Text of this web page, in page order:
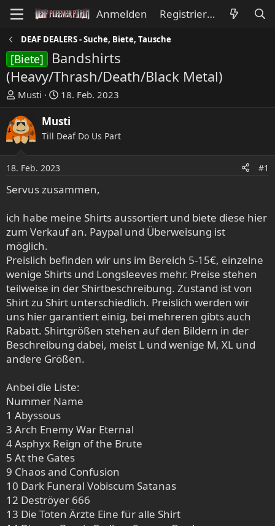
Anmelden Registrieren
DEAF DEALERS - Suche, Biete, Tausche
[Biete]
Bandshirts
(Heavy/Thrash/Death/Black Metal)
E
r
s
t
e
l
r
Musti
E
r
s
t
l
a
18. Feb. 2023
Musti
Till Deaf Do Us Part
18. Feb. 2023 #1
Servus zusammen,
ich habe meine Shirts aussortiert und biete diese hier
zum Verkauf an. Paypal und Überweisung ist
möglich.
Preislich befinden wir uns im Bereich 5-15€, einzelne
wenige Shirts und Longsleeves mehr. Preise stehen
teilweise in der Shirtbeschreibung. Zustand ist von
Shirt zu Shirt unterschiedlich. Preislich werden wir
uns hier garantiert einig, bei mehreren gibts auch
Rabatt. Shirtgrößen stehen auf den Bildern in der
Beschreibung dabei, meist L und wenige M, XL und
andere Größen.
Anbei die Liste:
Nummer Name
1 Abyssous
3 Arch Enemy War Eternal
4 Asphyx Reign of the Brute
5 At the Gates
9 Chaos and Confusion
10 Dark Funeral Vobiscum Satanas
12 Deströyer 666
13 Die Toten Ärzte Eine für alle Shirt